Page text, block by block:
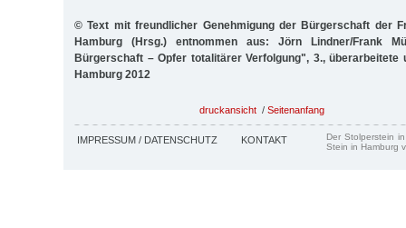
© Text mit freundlicher Genehmigung der Bürgerschaft der
Hamburg (Hrsg.) entnommen aus: Jörn Lindner/Frank
Bürgerschaft – Opfer totalitärer Verfolgung", 3., überarbeitete
Hamburg 2012
druckansicht / Seitenanfang
IMPRESSUM / DATENSCHUTZ KONTAKT
Der Stolperstein
Stein in Hamburg